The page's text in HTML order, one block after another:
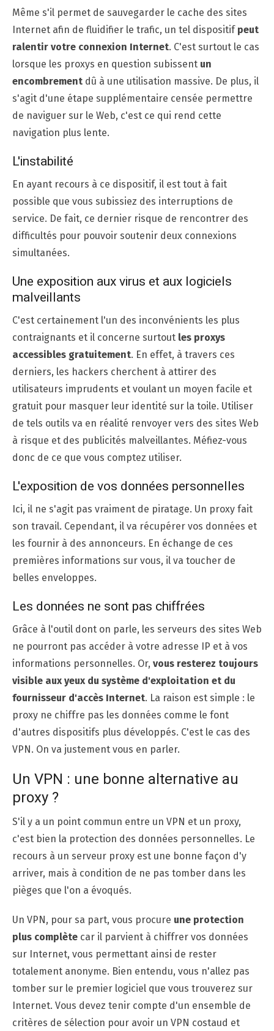
Même s'il permet de sauvegarder le cache des sites
Internet afin de fluidifier le trafic, un tel dispositif peut
ralentir votre connexion Internet. C'est surtout le cas
lorsque les proxys en question subissent un
encombrement dû à une utilisation massive. De plus, il
s'agit d'une étape supplémentaire censée permettre
de naviguer sur le Web, c'est ce qui rend cette
navigation plus lente.
L'instabilité
En ayant recours à ce dispositif, il est tout à fait
possible que vous subissiez des interruptions de
service. De fait, ce dernier risque de rencontrer des
difficultés pour pouvoir soutenir deux connexions
simultanées.
Une exposition aux virus et aux logiciels
malveillants
C'est certainement l'un des inconvénients les plus
contraignants et il concerne surtout les proxys
accessibles gratuitement. En effet, à travers ces
derniers, les hackers cherchent à attirer des
utilisateurs imprudents et voulant un moyen facile et
gratuit pour masquer leur identité sur la toile. Utiliser
de tels outils va en réalité renvoyer vers des sites Web
à risque et des publicités malveillantes. Méfiez-vous
donc de ce que vous comptez utiliser.
L'exposition de vos données personnelles
Ici, il ne s'agit pas vraiment de piratage. Un proxy fait
son travail. Cependant, il va récupérer vos données et
les fournir à des annonceurs. En échange de ces
premières informations sur vous, il va toucher de
belles enveloppes.
Les données ne sont pas chiffrées
Grâce à l'outil dont on parle, les serveurs des sites Web
ne pourront pas accéder à votre adresse IP et à vos
informations personnelles. Or, vous resterez toujours
visible aux yeux du système d'exploitation et du
fournisseur d'accès Internet. La raison est simple : le
proxy ne chiffre pas les données comme le font
d'autres dispositifs plus développés. C'est le cas des
VPN. On va justement vous en parler.
Un VPN : une bonne alternative au
proxy ?
S'il y a un point commun entre un VPN et un proxy,
c'est bien la protection des données personnelles. Le
recours à un serveur proxy est une bonne façon d'y
arriver, mais à condition de ne pas tomber dans les
pièges que l'on a évoqués.
Un VPN, pour sa part, vous procure une protection
plus complète car il parvient à chiffrer vos données
sur Internet, vous permettant ainsi de rester
totalement anonyme. Bien entendu, vous n'allez pas
tomber sur le premier logiciel que vous trouverez sur
Internet. Vous devez tenir compte d'un ensemble de
critères de sélection pour avoir un VPN costaud et